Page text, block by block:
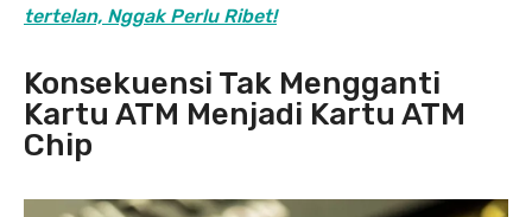
tertelan, Nggak Perlu Ribet!
Konsekuensi Tak Mengganti
Kartu ATM Menjadi Kartu ATM
Chip